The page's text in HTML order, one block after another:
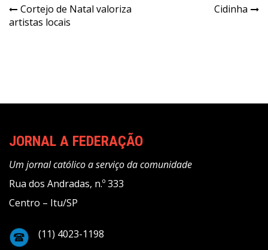
Navegação
de
Cortejo de Natal valoriza
artistas locais
Cidinha
JORNAL A FEDERAÇÃO
Um jornal católico a serviço da comunidade
Rua dos Andradas, n.º 333
Centro – Itu/SP
(11) 4023-1198